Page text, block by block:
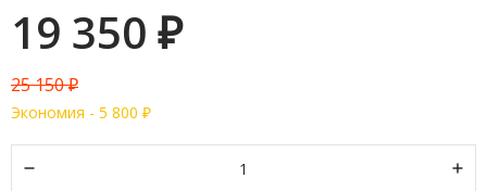
19 350 ₽
25 150₽
Экономия - 5 800 ₽